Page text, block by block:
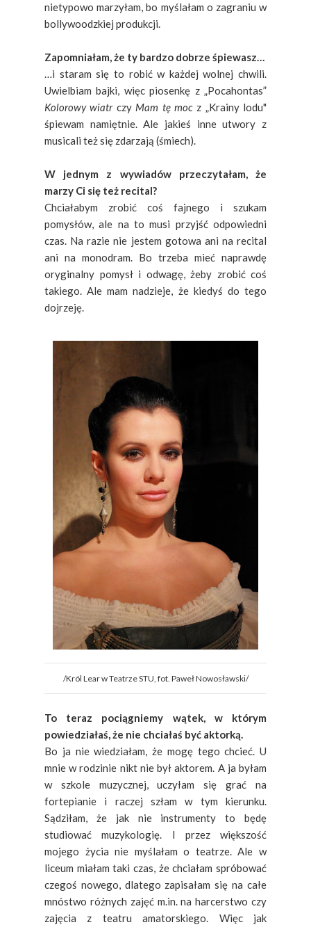
nietypowo marzyłam, bo myślałam o zagraniu w
bollywoodzkiej produkcji.
Zapomniałam, że ty bardzo dobrze śpiewasz…
…i staram się to robić w każdej wolnej chwili.
Uwielbiam bajki, więc piosenkę z „Pocahontas”
Kolorowy wiatr czy Mam tę moc z „Krainy lodu"
śpiewam namiętnie. Ale jakieś inne utwory z
musicali też się zdarzają (śmiech).
W jednym z wywiadów przeczytałam, że
marzy Ci się też recital?
Chciałabym zrobić coś fajnego i szukam
pomysłów, ale na to musi przyjść odpowiedni
czas. Na razie nie jestem gotowa ani na recital
ani na monodram. Bo trzeba mieć naprawdę
oryginalny pomysł i odwagę, żeby zrobić coś
takiego. Ale mam nadzieje, że kiedyś do tego
dojrzeję.
/Król Lear w Teatrze STU, fot. Paweł Nowosławski/
To teraz pociągniemy wątek, w którym
powiedziałaś, że nie chciałaś być aktorką.
Bo ja nie wiedziałam, że mogę tego chcieć. U
mnie w rodzinie nikt nie był aktorem. A ja byłam
w szkole muzycznej, uczyłam się grać na
fortepianie i raczej szłam w tym kierunku.
Sądziłam, że jak nie instrumenty to będę
studiować muzykologię. I przez większość
mojego życia nie myślałam o teatrze. Ale w
liceum miałam taki czas, że chciałam spróbować
czegoś nowego, dlatego zapisałam się na całe
mnóstwo różnych zajęć m.in. na harcerstwo czy
zajęcia z teatru amatorskiego. Więc jak